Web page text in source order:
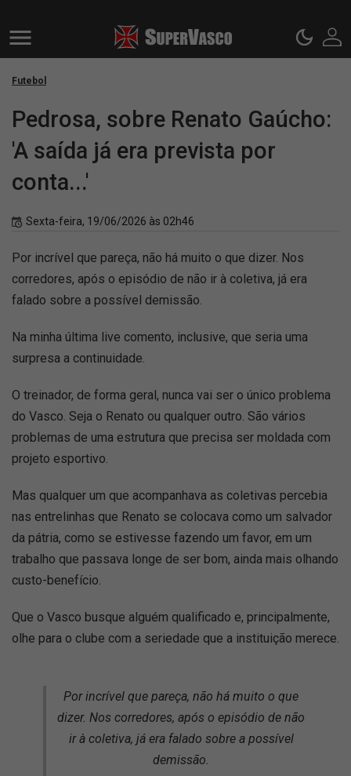
Futebol
Pedrosa, sobre Renato Gaúcho:
'A saída já era prevista por
conta...'
Sexta-feira, 19/06/2026 às 02h46
Por incrível que pareça, não há muito o que dizer. Nos
corredores, após o episódio de não ir à coletiva, já era
falado sobre a possível demissão.
Na minha última live comento, inclusive, que seria uma
surpresa a continuidade.
O treinador, de forma geral, nunca vai ser o único problema
do Vasco. Seja o Renato ou qualquer outro. São vários
problemas de uma estrutura que precisa ser moldada com
projeto esportivo.
Mas qualquer um que acompanhava as coletivas percebia
nas entrelinhas que Renato se colocava como um salvador
da pátria, como se estivesse fazendo um favor, em um
trabalho que passava longe de ser bom, ainda mais olhando
custo-benefício.
Que o Vasco busque alguém qualificado e, principalmente,
olhe para o clube com a seriedade que a instituição merece.
Por incrível que pareça, não há muito o que
dizer. Nos corredores, após o episódio de não
ir à coletiva, já era falado sobre a possível
demissão.